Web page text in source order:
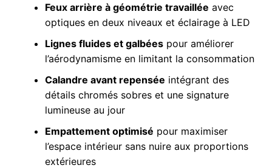
Feux arrière à géométrie travaillée avec
optiques en deux niveaux et éclairage à LED
Lignes fluides et galbéespour améliorer
l’aérodynamisme en limitant la consommation
Calandre avant repensée intégrant des
détails chromés sobres et une signature
lumineuse au jour
Empattement optimisé pour maximiser
l’espace intérieur sans nuire aux proportions
extérieures